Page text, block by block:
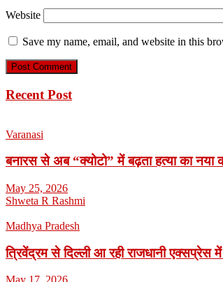
Website
Save my name, email, and website in this
Recent Post
Varanasi
बनारस से अब “क्योटो” में बढ़ता हत्या का
May 25, 2026
Shweta R Rashmi
Madhya Pradesh
त्रिवेंद्रम से दिल्ली आ रही राजधानी